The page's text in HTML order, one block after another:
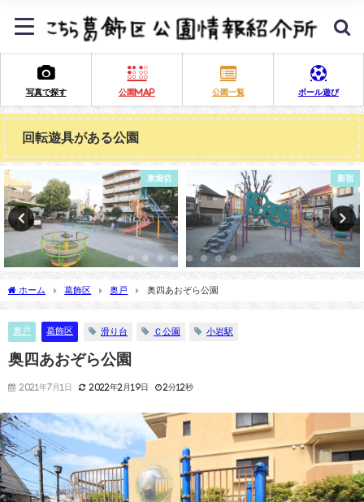
写真で探す 公園MAP 公園一覧 ボール遊び
回転遊具がある公園
新宿 奥戸
ホーム 葛飾区 奥戸 奥四あおぞら公園
奥戸 葛飾区 滑り台 Ｃ公園 小岩駅
奥四あおぞら公園
2021年7月1日 2022年2月19日 2分12秒